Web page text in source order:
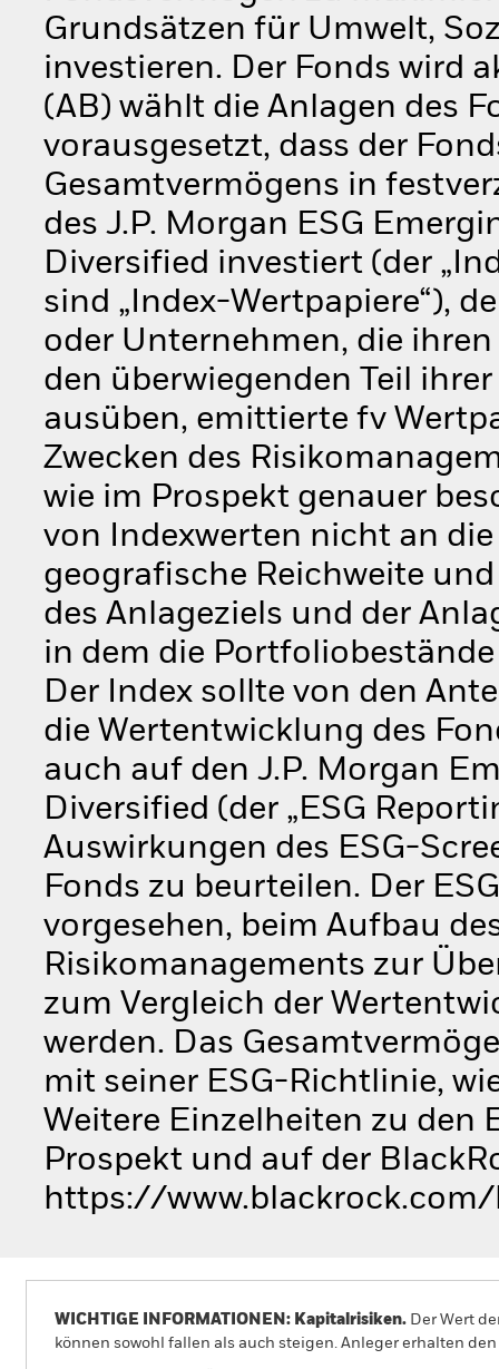
Grundsätzen für Umwelt,
investieren. Der Fonds wird
(AB) wählt die Anlagen des
vorausgesetzt, dass der
Gesamtvermögens in
des J.P. Morgan ESG
Diversified investiert (der
sind „Index-Wertpapiere“),
oder Unternehmen, die
den überwiegenden Teil
ausüben, emittierte fv
Zwecken des
wie im Prospekt genauer
von Indexwerten nicht an
geografische Reichweite
des Anlageziels und der
in dem die
Der Index sollte von den
die Wertentwicklung des
auch auf den J.P. Morgan
Diversified (der „ESG
Auswirkungen des ESG-
Fonds zu beurteilen. Der
vorgesehen, beim Aufbau
Risikomanagements zur
zum Vergleich der
werden. Das
mit seiner ESG-Richtlinie,
Weitere Einzelheiten zu den
Prospekt und auf der
https://www.blackrock.com/
WICHTIGE INFORMATIONEN: Kapitalrisiken. Der Wert
können sowohl fallen als auch steigen. Anleger erhalten